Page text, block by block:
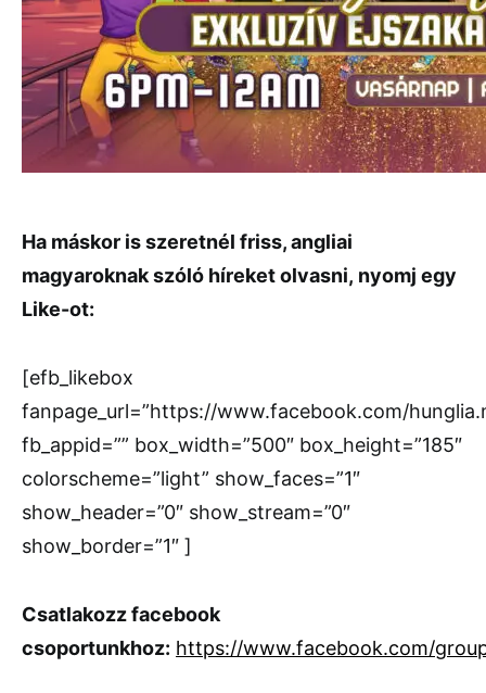
Ha máskor is szeretnél friss, angliai
magyaroknak szóló híreket olvasni, nyomj egy
Like-ot:
[efb_likebox
fanpage_url=”https://www.facebook.com/
fb_appid=”” box_width=”500″ box_height=”185″
colorscheme=”light” show_faces=”1″
show_header=”0″ show_stream=”0″
show_border=”1″ ]
Csatlakozz facebook
csoportunkhoz: https://www.facebook.com/